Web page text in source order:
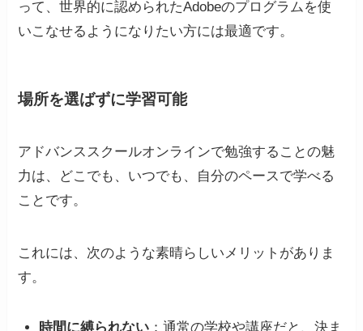
って、世界的に認められたAdobeのプログラムを使
いこなせるようになりたい方には最適です。
場所を選ばずに学習可能
アドバンススクールオンラインで勉強することの魅
力は、どこでも、いつでも、自分のペースで学べる
ことです。
これには、次のような素晴らしいメリットがありま
す。
時間に縛られない：通常の学校や講座だと、決ま